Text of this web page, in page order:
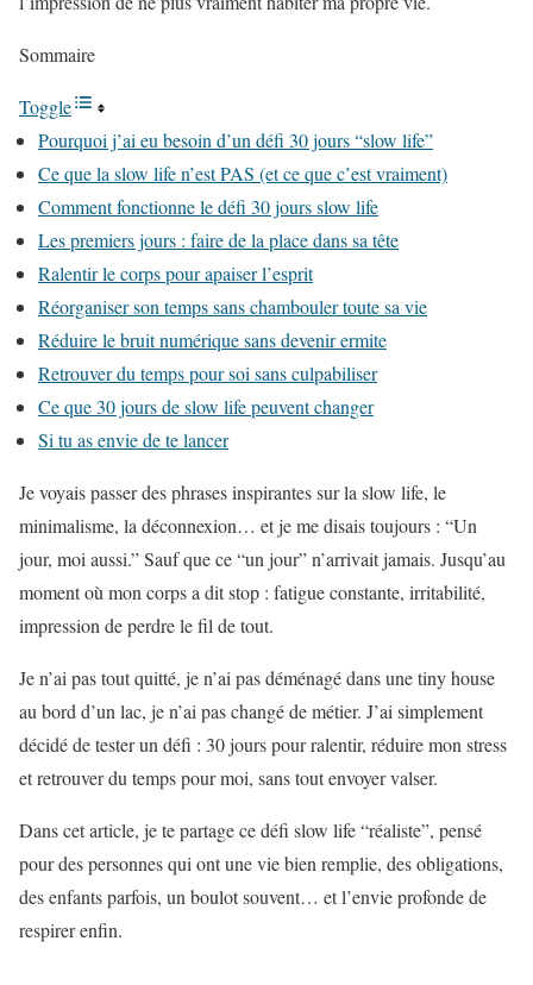
Sommaire
Toggle
Pourquoi j’ai eu besoin d’un défi 30 jours “slow life”
Ce que la slow life n’est PAS (et ce que c’est vraiment)
Comment fonctionne le défi 30 jours slow life
Les premiers jours : faire de la place dans sa tête
Ralentir le corps pour apaiser l’esprit
Réorganiser son temps sans chambouler toute sa vie
Réduire le bruit numérique sans devenir ermite
Retrouver du temps pour soi sans culpabiliser
Ce que 30 jours de slow life peuvent changer
Si tu as envie de te lancer
Je voyais passer des phrases inspirantes sur la slow life, le
minimalisme, la déconnexion… et je me disais toujours : “Un
jour, moi aussi.” Sauf que ce “un jour” n’arrivait jamais. Jusqu’au
moment où mon corps a dit stop : fatigue constante, irritabilité,
impression de perdre le fil de tout.
Je n’ai pas tout quitté, je n’ai pas déménagé dans une tiny house
au bord d’un lac, je n’ai pas changé de métier. J’ai simplement
décidé de tester un défi : 30 jours pour ralentir, réduire mon stress
et retrouver du temps pour moi, sans tout envoyer valser.
Dans cet article, je te partage ce défi slow life “réaliste”, pensé
pour des personnes qui ont une vie bien remplie, des obligations,
des enfants parfois, un boulot souvent… et l’envie profonde de
respirer enfin.